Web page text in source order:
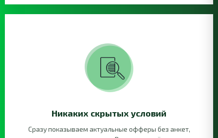
Никаких скрытых условий
Сразу показываем актуальные офферы без анкет,